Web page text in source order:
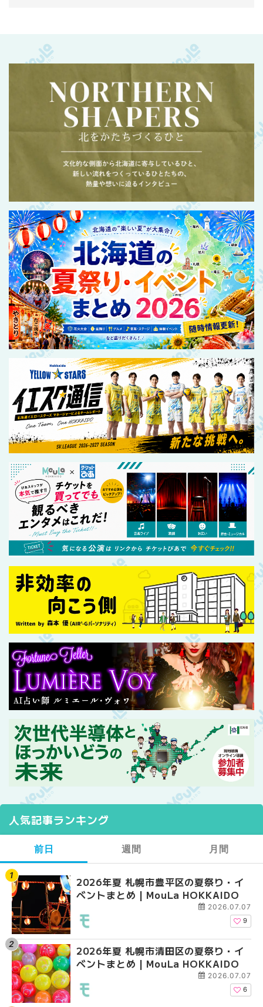
人気記事ランキング
前日
2026年夏 札幌市豊平区の夏祭り・イ
ベントまとめ | MouLa HOKKAIDO
2026.07.07
9
2026年夏 札幌市清田区の夏祭り・イ
ベントまとめ | MouLa HOKKAIDO
2026.07.07
6
週間
【2026年最新】札幌
ガーデン｜オープン日
大通公園から穴場テ
2026年夏 札幌市白石
ベントまとめ |
月間
【2026年最新】札幌
ガーデン｜オープン日
大通公園から穴場テ
2026年夏 札幌市北区
ントまとめ | MouLa